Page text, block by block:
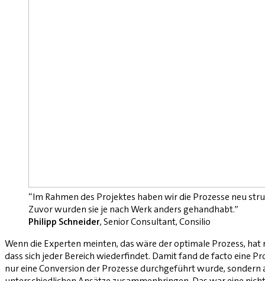
“Im Rahmen des Projektes haben wir die Prozesse neu
Zuvor wurden sie je nach Werk anders gehandhabt.”
Philipp Schneider, Senior Consultant, Consilio
Wenn die Experten meinten, das wäre der optimale Prozess,
dass sich jeder Bereich wiederfindet. Damit fand de facto eine
nur eine Conversion der Prozesse durchgeführt wurde,